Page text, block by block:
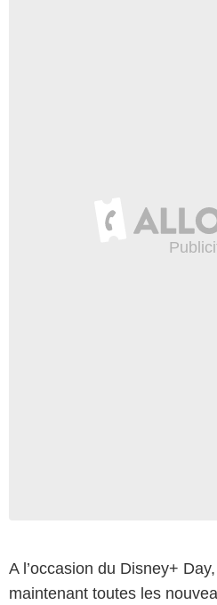
A l’occasion du Disney+
maintenant toutes les